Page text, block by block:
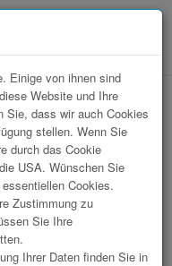
Einige von ihnen sind
Website und Ihre
Sie, dass wir auch Cookies
stellen. Wenn Sie
durch das Cookie
USA. Wünschen Sie
Cookies.
Zustimmung zu
Sie Ihre
Ihrer Daten finden Sie in